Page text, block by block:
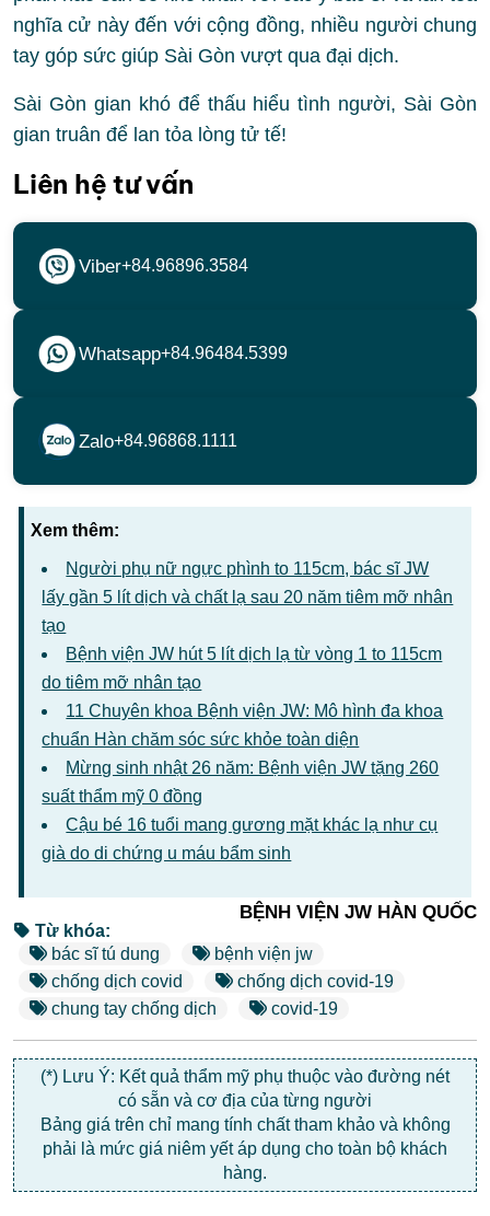
nghĩa cử này đến với cộng đồng, nhiều người chung
tay góp sức giúp Sài Gòn vượt qua đại dịch.
Sài Gòn gian khó để thấu hiểu tình người, Sài Gòn
gian truân để lan tỏa lòng tử tế!
Liên hệ tư vấn
Viber+84.96896.3584
Whatsapp+84.96484.5399
Zalo+84.96868.1111
Xem thêm:
Người phụ nữ ngực phình to 115cm, bác sĩ JW
lấy gần 5 lít dịch và chất lạ sau 20 năm tiêm mỡ nhân
tạo
Bệnh viện JW hút 5 lít dịch lạ từ vòng 1 to 115cm
do tiêm mỡ nhân tạo
11 Chuyên khoa Bệnh viện JW: Mô hình đa khoa
chuẩn Hàn chăm sóc sức khỏe toàn diện
Mừng sinh nhật 26 năm: Bệnh viện JW tặng 260
suất thẩm mỹ 0 đồng
Cậu bé 16 tuổi mang gương mặt khác lạ như cụ
già do di chứng u máu bẩm sinh
BỆNH VIỆN JW HÀN QUỐC
Từ khóa:
bác sĩ tú dung
bệnh viện jw
chống dịch covid
chống dịch covid-19
chung tay chống dịch
covid-19
(*) Lưu Ý: Kết quả thẩm mỹ phụ thuộc vào đường nét
có sẵn và cơ địa của từng người
Bảng giá trên chỉ mang tính chất tham khảo và không
phải là mức giá niêm yết áp dụng cho toàn bộ khách
hàng.